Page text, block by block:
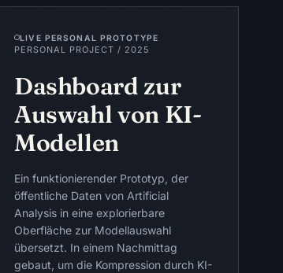
LIVE PERSONAL PROTOTYPE
PERSONAL PROJECT / 2025
Dashboard zur
Auswahl von KI-
Modellen
Ein funktionierender Prototyp, der
öffentliche Daten von Artificial
Analysis in eine explorierbare
Oberfläche zur Modellauswahl
übersetzt. In einem Nachmittag
gebaut, um die Kompression durch KI-